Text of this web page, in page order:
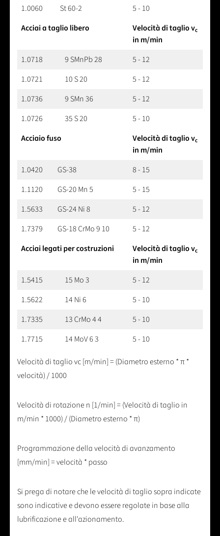
1.0060 St 60-2
5 - 10
Acciai a taglio libero
Velocità di taglio vc
in m/min
1.0718
9 SMnPb 28
5 - 12
1.0721
10 S 20
5 - 12
1.0736
9 SMn 36
5 - 12
1.0726
35 S 20
5 - 10
Acciaio fuso
Velocità di taglio vc
in m/min
1.0420
GS-38
8 - 15
1.1120
GS-20 Mn 5
5 - 15
1.5633
GS-24 Ni 8
5 - 12
1.7379
GS-18 CrMo 9 10
5 - 12
Acciai legati per costruzioni
Velocità di taglio vc
in m/min
1.5415
15 Mo 3
5 - 12
1.5622
14 Ni 6
5 - 10
1.7335
13 CrMo 4 4
5 - 10
1.7715
14 MoV 6 3 5 - 10
Velocità di taglio vc [m/min] = (Diametro esterno * π *
velocità) / 1000
Velocità di rotazione n [1/min] = (Velocità di taglio in
m/min * 1000) / (Diametro esterno * π)
Programmazione della velocità di avanzamento
[mm/min] = velocità * passo
Si prega di notare che le velocità di taglio sopra indicate
sono indicative e devono essere regolate in base alla
lubrificazione e all'azionamento.